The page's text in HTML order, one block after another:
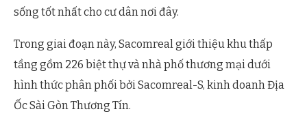
sống tốt nhất cho cư dân nơi đây.
Trong giai đoạn này, Sacomreal giới thiệu khu thấp
tầng gồm 226 biệt thự và nhà phố thương mại dưới
hình thức phân phối bởi Sacomreal-S, kinh doanh Địa
Ốc Sài Gòn Thương Tín.